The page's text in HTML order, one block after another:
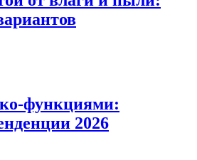
функциями:
2026